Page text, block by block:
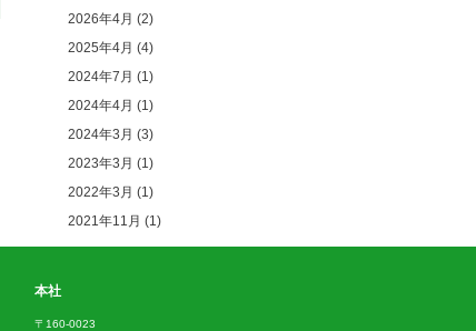
2026年4月 (2)
2025年4月 (4)
2024年7月 (1)
2024年4月 (1)
2024年3月 (3)
2023年3月 (1)
2022年3月 (1)
2021年11月 (1)
本社
〒160-0023